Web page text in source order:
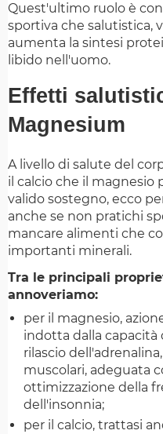
Quest'ultimo ruolo è
sportiva che salutistica,
aumenta la sintesi
libido nell'uomo.
Effetti
Magnesium
A livello di salute del
il calcio che il magnesio
valido sostegno, ecco
anche se non pratichi
mancare alimenti che
importanti minerali.
Tra le principali
annoveriamo:
per il magnesio,
indotta dalla capacità
rilascio
muscolari, adeguata
ottimizzazione della
dell'insonnia;
per il calcio, trattasi